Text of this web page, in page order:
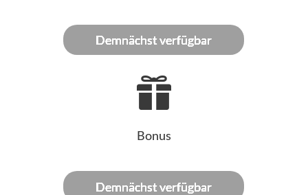
Demnächst verfügbar

Bonus
Demnächst verfügbar